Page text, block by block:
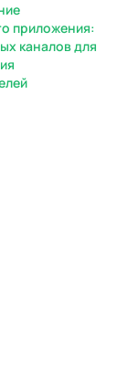
приложения:
каналов для